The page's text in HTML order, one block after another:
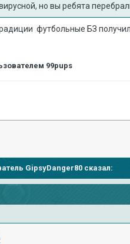
но вы ребята
футбольные БЗ
99pups
GipsyDanger80 сказал: